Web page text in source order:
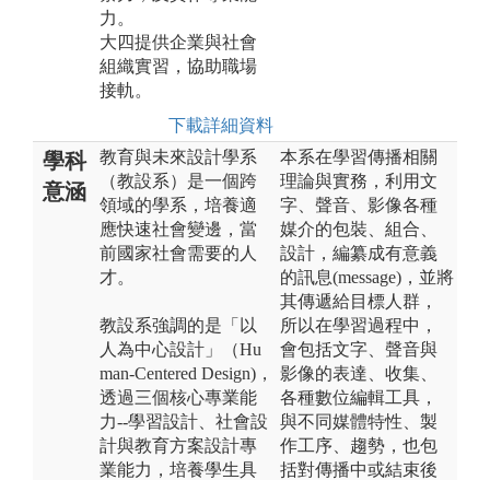
力。
大四提供企業與社會
組織實習，協助職場
接軌。
下載詳細資料
學科
意涵
教育與未來設計學系
（教設系）是一個跨
領域的學系，培養適
應快速社會變邊，當
前國家社會需要的人
才。
教設系強調的是「以
人為中心設計」（Hu
man-Centered Design)，
透過三個核心專業能
力--學習設計、社會設
計與教育方案設計專
業能力，培養學生具
本系在學習傳播相關
理論與實務，利用文
字、聲音、影像各種
媒介的包裝、組合、
設計，編纂成有意義
的訊息(message)，並將
其傳遞給目標人群，
所以在學習過程中，
會包括文字、聲音與
影像的表達、收集、
各種數位編輯工具，
與不同媒體特性、製
作工序、趨勢，也包
括對傳播中或結束後